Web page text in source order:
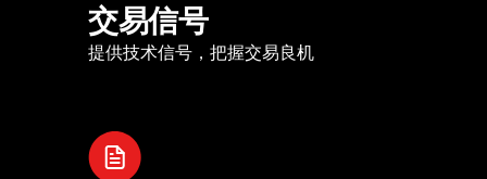
交易信号
提供技术信号，把握交易良机